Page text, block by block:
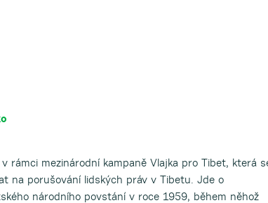
rámci mezinárodní kampaně Vlajka pro Tibet, která
na porušování lidských práv v Tibetu. Jde o
národního povstání v roce 1959, během něhož